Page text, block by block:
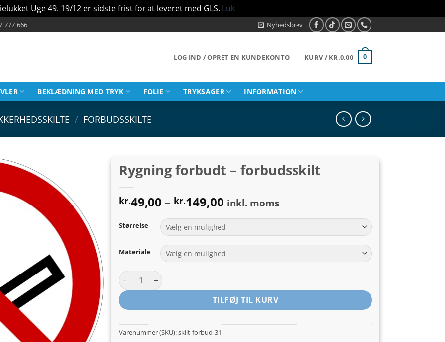
Uge 49. 19/12 er sidste frist for at leveret med GLS. Luk
777 666 Nyhedsbrev
LOG IND / OPRET EN KUNDEKONTO KURV / KR.0,00 0
BEKLÆDNING MED TRYK FOLIE TRYKSAGER INFORMATION
/ FORBUDSSKILTE
Rygning forbudt – forbudsskilt
kr.49,00 – kr.149,00 Prisinterval:
til
kr.149,00
inkl. moms
Størrelse
Materiale
Rygning forbudt - forbudsskilt antal
TILFØJ TIL KURV
Varenummer (SKU):skilt-forbud-31